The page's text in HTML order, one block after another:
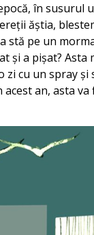
în susurul
ăștia,
stă pe un
și a pișat? Asta
cu un spray și
acest an, asta